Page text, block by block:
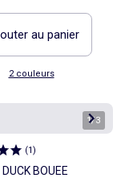
'Stitch'
au panier
2 couleurs
1/3
(1)
BOUEE